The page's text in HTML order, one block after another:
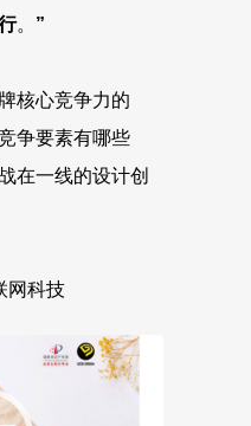
。 ”
核心竞争力的
争要素有哪些
在一线的设计创
网科技